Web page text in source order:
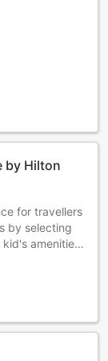
by Hilton
for travellers
by selecting
amenities.
by selecting
amenities.
for travellers
by selecting